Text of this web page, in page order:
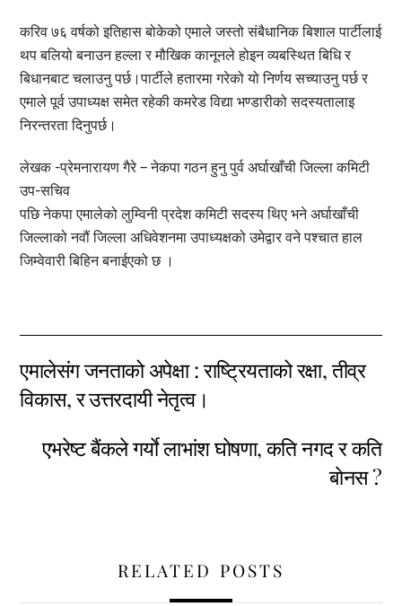
करिव ७६ वर्षको इतिहास बोकेको एमाले जस्तो संबैधानिक बिशाल पार्टीलाई
थप बलियो बनाउन हल्ला र मौखिक कानूनले होइन व्यबस्थित बिधि र
बिधानबाट चलाउनु पर्छ।पार्टीले हतारमा गरेको यो निर्णय सच्याउनु पर्छ र
एमाले पूर्व उपाध्यक्ष समेत रहेकी कमरेड विद्या भण्डारीको सदस्यतालाइ
निरन्तरता दिनुपर्छ।
लेखक -प्रेमनारायण गैरे – नेकपा गठन हुनु पुर्व अर्घाखाँची जिल्ला कमिटी
उप-सचिव
पछि नेकपा एमालेको लुम्विनी प्रदेश कमिटी सदस्य थिए भने अर्घाखाँची
जिल्लाको नवौं जिल्ला अधिवेशनमा उपाध्यक्षको उमेद्वार वने पश्चात हाल
जिम्वेवारी बिहिन बनाईएको छ ।
एमालेसंग जनताको अपेक्षा : राष्ट्रियताको रक्षा, तीव्र
विकास, र उत्तरदायी नेतृत्व।
एभरेष्ट बैंकले गर्याे लाभांश घाेषणा, कति नगद र कति
बाेनस ?
RELATED POSTS